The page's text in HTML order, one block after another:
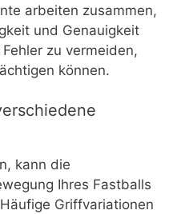
arbeiten zusammen,
und Genauigkeit
zu vermeiden,
können.
kann die
Ihres Fastballs
Griffvariationen